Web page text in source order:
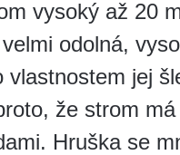
vysoký až 20
odolná,
vlastnostem jej
že strom
Hruška se